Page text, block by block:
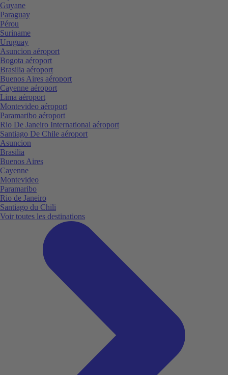
Guyane
Paraguay
Pérou
Suriname
Uruguay
Asuncion aéroport
Bogota aéroport
Brasilia aéroport
Buenos Aires aéroport
Cayenne aéroport
Lima aéroport
Montevideo aéroport
Paramaribo aéroport
Rio De Janeiro International aéroport
Santiago De Chile aéroport
Asuncion
Brasilia
Buenos Aires
Cayenne
Montevideo
Paramaribo
Rio de Janeiro
Santiago du Chili
Voir toutes les destinations